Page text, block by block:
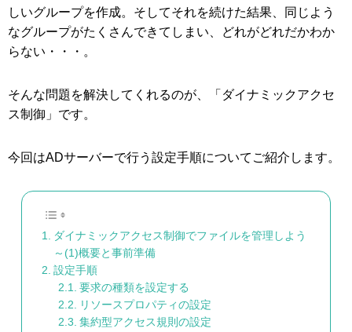
しいグループを作成。そしてそれを続けた結果、同じよう
なグループがたくさんできてしまい、どれがどれだかわか
らない・・・。
そんな問題を解決してくれるのが、「ダイナミックアクセ
ス制御」です。
今回はADサーバーで行う設定手順についてご紹介します。
ダイナミックアクセス制御でファイルを管理しよう
～(1)概要と事前準備
設定手順
要求の種類を設定する
リソースプロパティの設定
集約型アクセス規則の設定